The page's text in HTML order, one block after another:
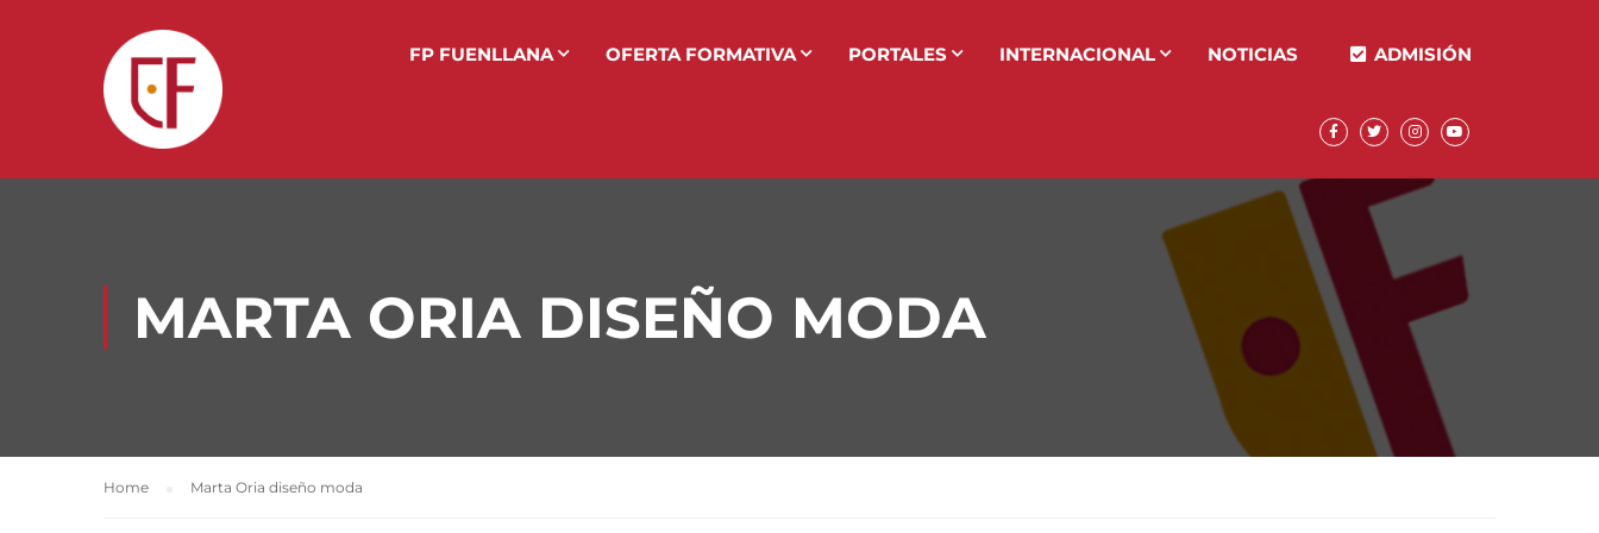
FP FUENLLANA OFERTA FORMATIVA PORTALES INTERNACIONAL NOTICIAS ADMISIÓN
MARTA ORIA DISEÑO MODA
Home Marta Oria diseño moda